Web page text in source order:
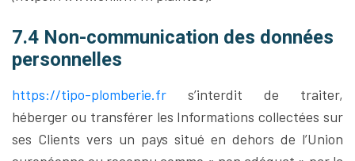
7.4 Non-communication des données
personnelles
https://tipo-plomberie.fr
s’interdit de traiter,
héberger ou transférer les Informations collectées sur
ses Clients vers un pays situé en dehors de l’Union